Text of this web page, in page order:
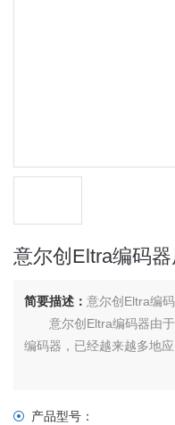
意尔创Eltra编码
简要描述：意尔创Eltra编
意尔创Eltra编码器由于
编码器，已经越来越多地应
产品型号：